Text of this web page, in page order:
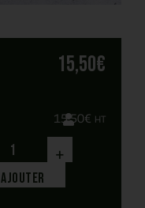
15,50€
15,50€ HT
+
Ajouter